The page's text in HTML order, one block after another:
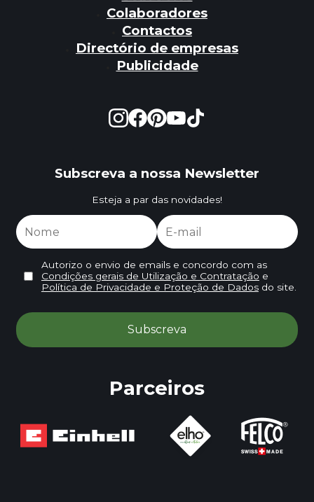
Colaboradores
Contactos
Directório de empresas
Publicidade
Subscreva a nossa Newsletter
Esteja a par das novidades!
Autorizo o envio de emails e concordo com as
Condições gerais de Utilização e Contratação e
Política de Privacidade e Proteção de Dadosdo site.
Parceiros